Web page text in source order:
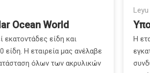
Ocean World
εκατοντάδες είδη και
είδη. Η εταιρεία μας ανέλαβε
όλων των ακρυλικών
Η